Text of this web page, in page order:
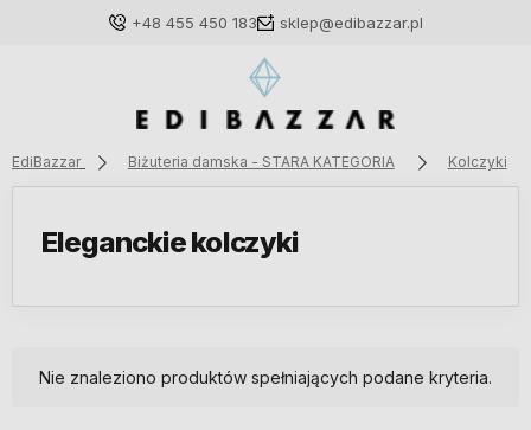
+48 455 450 183 sklep@edibazzar.pl
Załóż konto
EdiBazzar Biżuteria damska - STARA KATEGORIA Kolczyki
Eleganckie kolczyki
Nie znaleziono produktów spełniających podane kryteria.